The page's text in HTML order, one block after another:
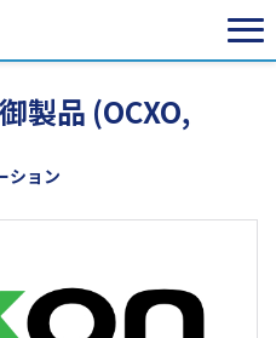
製品 (OCXO,
ション